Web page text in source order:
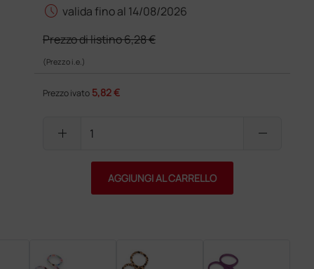
schedule valida fino al 14/08/2026
Prezzo di listino6,28 €
(Prezzo i.e.)
Prezzo ivato 5,82 €
add remove
AGGIUNGI AL CARRELLO